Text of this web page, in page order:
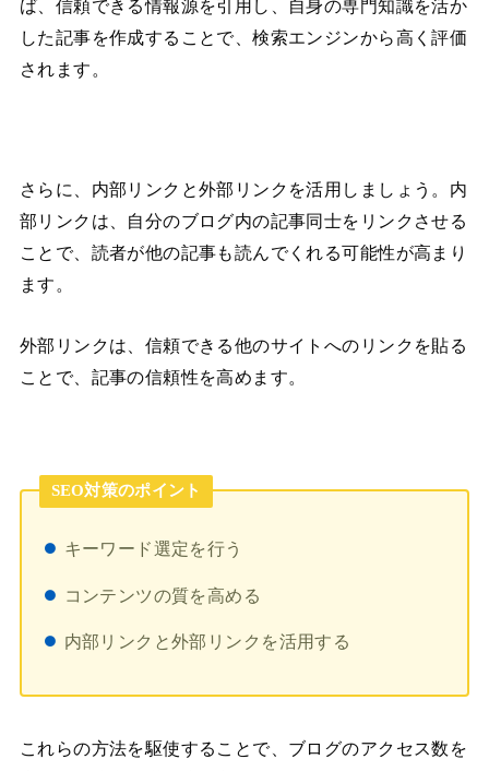
ば、信頼できる情報源を引用し、自身の専門知識を活か
した記事を作成することで、検索エンジンから高く評価
されます。
さらに、内部リンクと外部リンクを活用しましょう。内
部リンクは、自分のブログ内の記事同士をリンクさせる
ことで、読者が他の記事も読んでくれる可能性が高まり
ます。
外部リンクは、信頼できる他のサイトへのリンクを貼る
ことで、記事の信頼性を高めます。
SEO対策のポイント
キーワード選定を行う
コンテンツの質を高める
内部リンクと外部リンクを活用する
これらの方法を駆使することで、ブログのアクセス数を